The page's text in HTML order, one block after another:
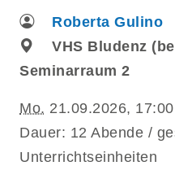
Roberta Gulino
VHS Bludenz
Seminarraum 2
Mo. 21.09.2026,
Dauer: 12 Abende /
Unterrichtseinheiten